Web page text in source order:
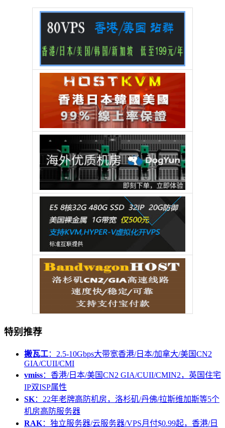
特别推荐
搬瓦工：2.5-10Gbps大带宽香港/日本/加拿大/美国CN2
GIA/CUII/CMI
vmiss：香港/日本/美国CN2 GIA/CUII/CMIN2，英国住宅
IP双ISP属性
SK：22年老牌高防机房，洛杉矶/丹佛/拉斯维加斯等5个
机房高防服务器
RAK：独立服务器/云服务器/VPS月付$0.99起，香港/日